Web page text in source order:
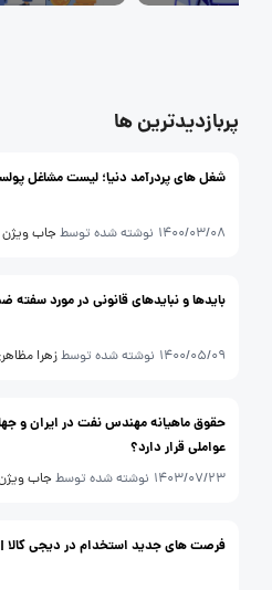
معرفی متخصصان منابع انسانی
نمایشگاه کار
پربازدیدترین ها
شغل های پردرآمد دنیا؛ لیست مشاغل
1400/03/08 نوشته شده توسط جاب ویژن
بایدها و نباید‌های قانونی در مورد سفته
1400/05/09 نوشته شده توسطزهرا
حقوق ماهیانه مهندس نفت در ایران و
عواملی قرار دارد؟
1403/07/23 نوشته شده توسط جاب
فرصت های جدید استخدام در دیجی کالا |